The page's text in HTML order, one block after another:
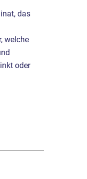
das
welche
oder